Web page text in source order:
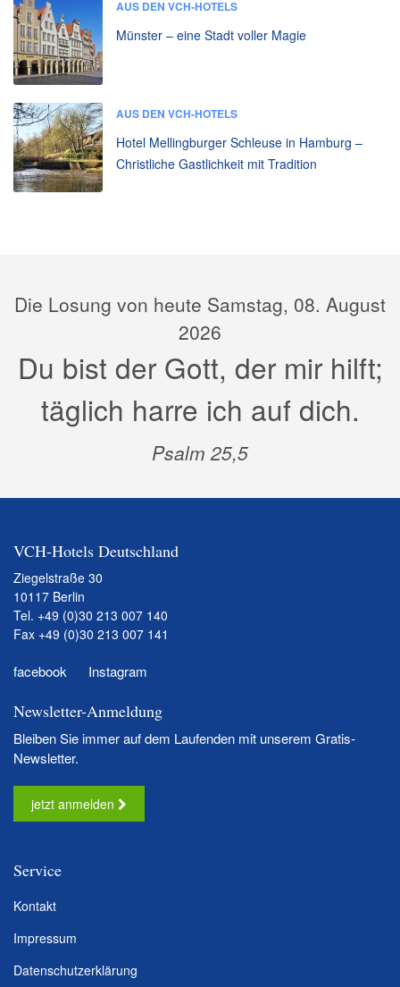
AUS DEN VCH-HOTELS
Münster – eine Stadt voller Magie
AUS DEN VCH-HOTELS
Hotel Mellingburger Schleuse in Hamburg –
Christliche Gastlichkeit mit Tradition
Die Losung von heute Samstag, 08. August
2026
Du bist der Gott, der mir hilft;
täglich harre ich auf dich.
Psalm 25,5
VCH-Hotels Deutschland
Ziegelstraße 30
10117 Berlin
Tel. +49 (0)30 213 007 140
Fax +49 (0)30 213 007 141
facebook Instagram
Newsletter-Anmeldung
Bleiben Sie immer auf dem Laufenden mit unserem Gratis-
Newsletter.
jetzt anmelden
Service
Kontakt
Impressum
Datenschutzerklärung